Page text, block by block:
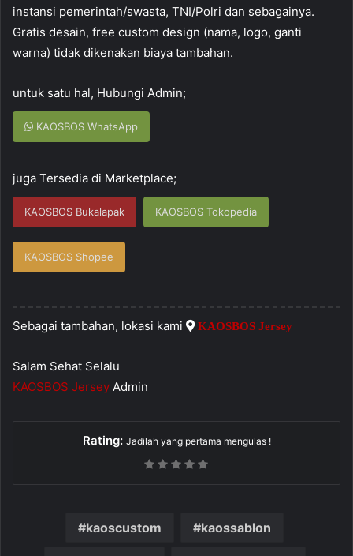
instansi pemerintah/swasta, TNI/Polri dan sebagainya.
Gratis desain, free custom design (nama, logo, ganti
warna) tidak dikenakan biaya tambahan.
untuk satu hal, Hubungi Admin;
KAOSBOS WhatsApp
juga Tersedia di Marketplace;
KAOSBOS Bukalapak KAOSBOS Tokopedia
KAOSBOS Shopee
Sebagai tambahan, lokasi kami KAOSBOS Jersey
Salam Sehat Selalu
KAOSBOS Jersey Admin
Rating: Jadilah yang pertama mengulas !
kaoscustom kaossablon